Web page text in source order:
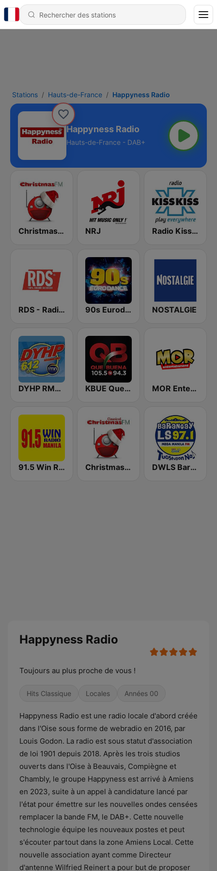
Stations Hauts-de-France Happyness Radio
Happyness Radio
Hauts-de-France - DAB+
Christmas FM NRJ Radio Kiss Kiss
RDS - Radio Dimensione Suono 90s Eurodance NOSTALGIE
DYHP RMN Cebu KBUE Que Buena 105.5 / 94.3 FM (US Only) MOR Entertainment
91.5 Win Radio Manila Christmas FM Classical DWLS Barangay LS 97.1 FM
Happyness Radio
Toujours au plus proche de vous !
Hits Classique Locales Années 00
Happyness Radio est une radio locale d'abord créée
dans l'Oise sous forme de webradio en 2016, par
Louis Godon. La radio est sous statut d'association
de loi 1901 depuis 2018. Après les trois studios
ouverts dans l'Oise à Beauvais, Compiègne et
Chambly, le groupe Happyness est arrivé à Amiens
en 2023, suite à un appel à candidature lancé par
l'état pour émettre sur les nouvelles ondes censées
remplacer la bande FM, le DAB+. Cette nouvelle
technologie équipe les nouveaux postes et peut
s'écouter partout dans la zone Amiens Local. Cette
nouvelle association ayant comme Directeur
d'antenne Wilfried Reinert a pour but de proposer